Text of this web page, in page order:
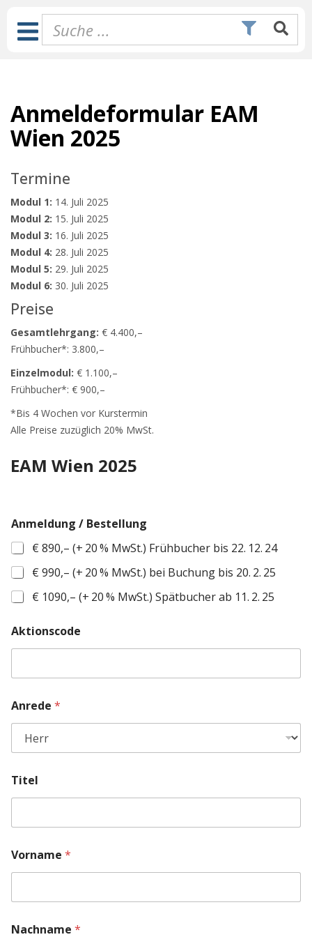
Inhalt
springen
Toggle
Navigation
Anmeldeformular EAM
Wien 2025
Termine
Modul 1: 14. Juli 2025
Modul 2: 15. Juli 2025
Modul 3: 16. Juli 2025
Modul 4: 28. Juli 2025
Modul 5: 29. Juli 2025
Modul 6: 30. Juli 2025
Preise
Gesamtlehrgang: € 4.400,–
Frühbucher*: 3.800,–
Einzelmodul: € 1.100,–
Frühbucher*: € 900,–
*Bis 4 Wochen vor Kurstermin
Alle Preise zuzüglich 20% MwSt.
EAM Wien 2025
Anmeldung / Bestellung
€ 890,– (+ 20 % MwSt.) Frühbucher bis 22. 12. 24
€ 990,– (+ 20 % MwSt.) bei Buchung bis 20. 2. 25
€ 1090,– (+ 20 % MwSt.) Spätbucher ab 11. 2. 25
Aktionscode
Anrede *
Titel
Vorname *
Nachname *